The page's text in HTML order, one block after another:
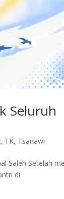
Seluruh
, TK, Tsanawi
Saleh Setelah
di